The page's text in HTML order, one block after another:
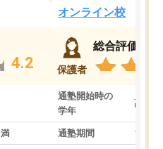
4.2
オンライン校
保護者
総合評価
通塾開始時の
学年
高3
通塾期間 1～3